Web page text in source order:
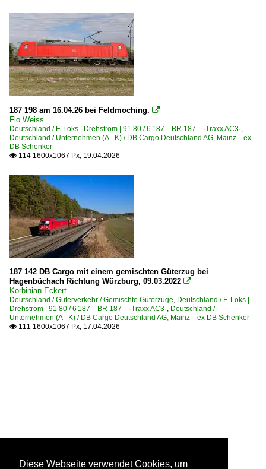
187 198 am 16.04.26 bei Feldmoching. 
Flo Weiss
Deutschland / E-Loks | Drehstrom | 91 80 / 6 187 BR 187 ·Traxx AC3·,
Deutschland / Unternehmen (A - K) / DB Cargo Deutschland AG, Mainz ex
DB Schenker
 114 1600x1067 Px, 19.04.2026
187 142 DB Cargo mit einem gemischten Güterzug bei
Hagenbüchach Richtung Würzburg, 09.03.2022 
Korbinian Eckert
Deutschland / Güterverkehr / Gemischte Güterzüge, Deutschland / E-Loks |
Drehstrom | 91 80 / 6 187 BR 187 ·Traxx AC3·, Deutschland /
Unternehmen (A - K) / DB Cargo Deutschland AG, Mainz ex DB Schenker
 111 1600x1067 Px, 17.04.2026
Diese Webseite verwendet Cookies, um